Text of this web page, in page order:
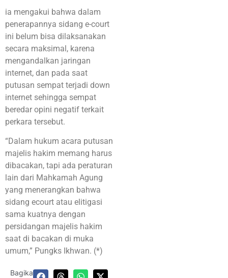
ia mengakui bahwa dalam
penerapannya sidang e-court
ini belum bisa dilaksanakan
secara maksimal, karena
mengandalkan jaringan
internet, dan pada saat
putusan sempat terjadi down
internet sehingga sempat
beredar opini negatif terkait
perkara tersebut.
“Dalam hukum acara putusan
majelis hakim memang harus
dibacakan, tapi ada peraturan
lain dari Mahkamah Agung
yang menerangkan bahwa
sidang ecourt atau elitigasi
sama kuatnya dengan
persidangan majelis hakim
saat di bacakan di muka
umum,” Pungks Ikhwan. (*)
Bagikan: